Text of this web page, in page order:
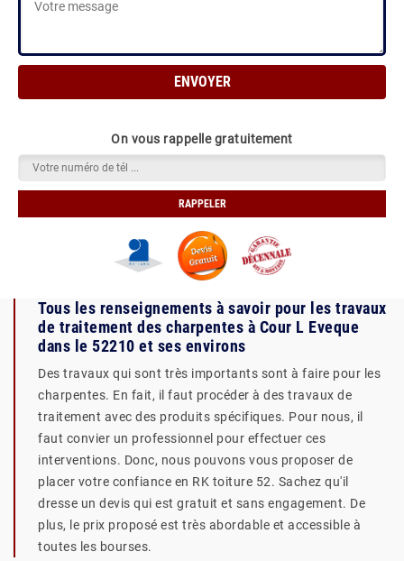
On vous rappelle gratuitement
Tous les renseignements à savoir pour les travaux
de traitement des charpentes à Cour L Eveque
dans le 52210 et ses environs
Des travaux qui sont très importants sont à faire pour les
charpentes. En fait, il faut procéder à des travaux de
traitement avec des produits spécifiques. Pour nous, il
faut convier un professionnel pour effectuer ces
interventions. Donc, nous pouvons vous proposer de
placer votre confiance en RK toiture 52. Sachez qu'il
dresse un devis qui est gratuit et sans engagement. De
plus, le prix proposé est très abordable et accessible à
toutes les bourses.